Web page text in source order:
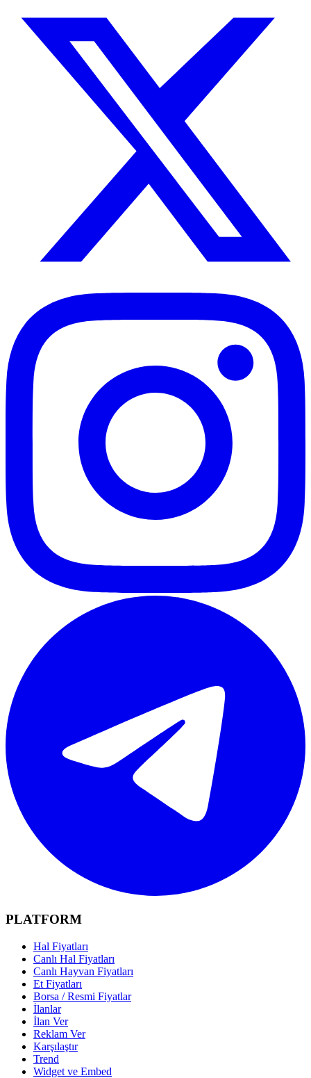
PLATFORM
Hal Fiyatları
Canlı Hal Fiyatları
Canlı Hayvan Fiyatları
Et Fiyatları
Borsa / Resmi Fiyatlar
İlanlar
İlan Ver
Reklam Ver
Karşılaştır
Trend
Widget ve Embed